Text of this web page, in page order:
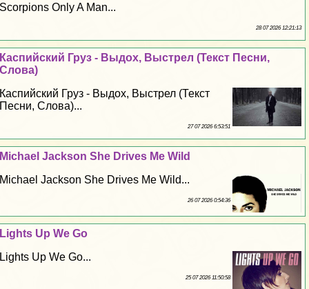
Scorpions Only A Man...
28 07 2026 12:21:13
Каспийский Груз - Выдох, Выстрел (Текст Песни,
Слова)
Каспийский Груз - Выдох, Выстрел (Текст
Песни, Слова)...
27 07 2026 6:53:51
Michael Jackson She Drives Me Wild
Michael Jackson She Drives Me Wild...
26 07 2026 0:54:36
Lights Up We Go
Lights Up We Go...
25 07 2026 11:50:58